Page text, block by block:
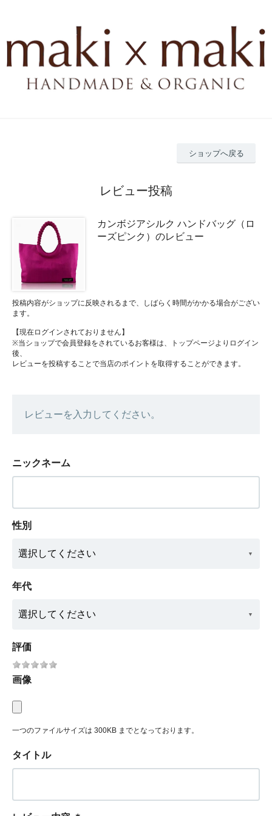
ショップへ戻る
レビュー投稿
カンボジアシルク ハンドバッグ（ロ
ーズピンク）のレビュー
投稿内容がショップに反映されるまで、しばらく時間がかかる場合がござい
ます。
【現在ログインされておりません】
※当ショップで会員登録をされているお客様は、トップページよりログイン
後、
レビューを投稿することで当店のポイントを取得することができます。
レビューを入力してください。
ニックネーム
性別
年代
評価
画像
一つのファイルサイズは 300KB までとなっております。
タイトル